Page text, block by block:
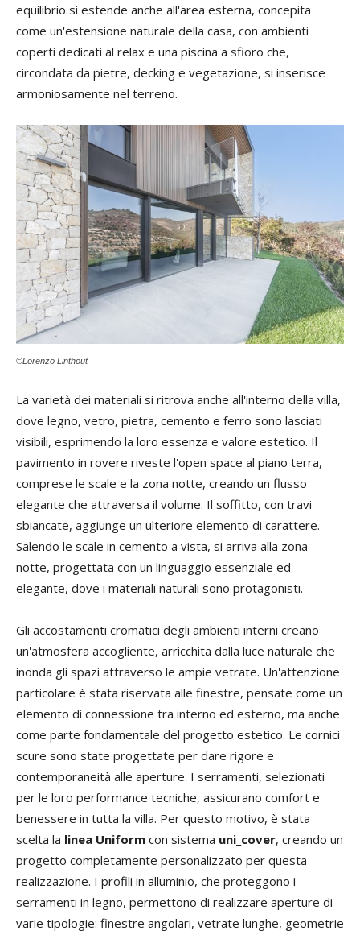
equilibrio si estende anche all'area esterna, concepita
come un'estensione naturale della casa, con ambienti
coperti dedicati al relax e una piscina a sfioro che,
circondata da pietre, decking e vegetazione, si inserisce
armoniosamente nel terreno.
©Lorenzo Linthout
La varietà dei materiali si ritrova anche all'interno della villa,
dove legno, vetro, pietra, cemento e ferro sono lasciati
visibili, esprimendo la loro essenza e valore estetico. Il
pavimento in rovere riveste l'open space al piano terra,
comprese le scale e la zona notte, creando un flusso
elegante che attraversa il volume. Il soffitto, con travi
sbiancate, aggiunge un ulteriore elemento di carattere.
Salendo le scale in cemento a vista, si arriva alla zona
notte, progettata con un linguaggio essenziale ed
elegante, dove i materiali naturali sono protagonisti.
Gli accostamenti cromatici degli ambienti interni creano
un'atmosfera accogliente, arricchita dalla luce naturale che
inonda gli spazi attraverso le ampie vetrate. Un'attenzione
particolare è stata riservata alle finestre, pensate come un
elemento di connessione tra interno ed esterno, ma anche
come parte fondamentale del progetto estetico. Le cornici
scure sono state progettate per dare rigore e
contemporaneità alle aperture. I serramenti, selezionati
per le loro performance tecniche, assicurano comfort e
benessere in tutta la villa. Per questo motivo, è stata
scelta la linea Uniform con sistema uni_cover, creando un
progetto completamente personalizzato per questa
realizzazione. I profili in alluminio, che proteggono i
serramenti in legno, permettono di realizzare aperture di
varie tipologie: finestre angolari, vetrate lunghe, geometrie